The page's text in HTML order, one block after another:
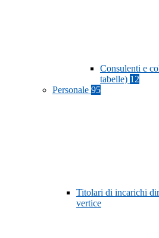
Consulenti e
tabelle) 12
Personale 95
Titolari di incarichi
vertice